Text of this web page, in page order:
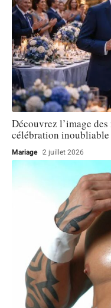
Découvrez l’image
célébration inoubliable
Mariage 2 juillet 2026